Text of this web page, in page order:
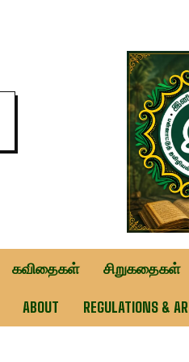
கவிதைகள் சிறுகதைகள்
ABOUT REGULATIONS &